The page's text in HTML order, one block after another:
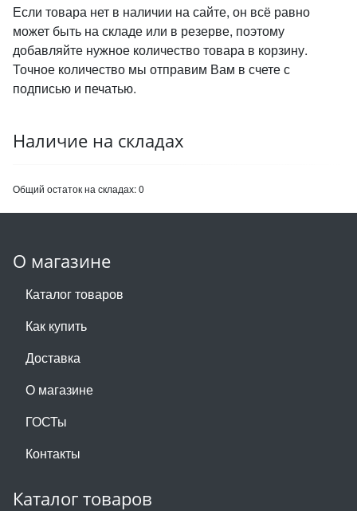
Если товара нет в наличии на сайте, он всё равно
может быть на складе или в резерве, поэтому
добавляйте нужное количество товара в корзину.
Точное количество мы отправим Вам в счете с
подписью и печатью.
Наличие на складах
Общий остаток на складах:0
О магазине
Каталог товаров
Как купить
Доставка
О магазине
ГОСТы
Контакты
Каталог товаров